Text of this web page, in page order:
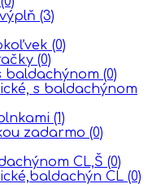
(3)
(0)
(0)
baldachýnom (0)
s baldachýnom
(1)
zadarmo (0)
CL,Š (0)
CL (0)